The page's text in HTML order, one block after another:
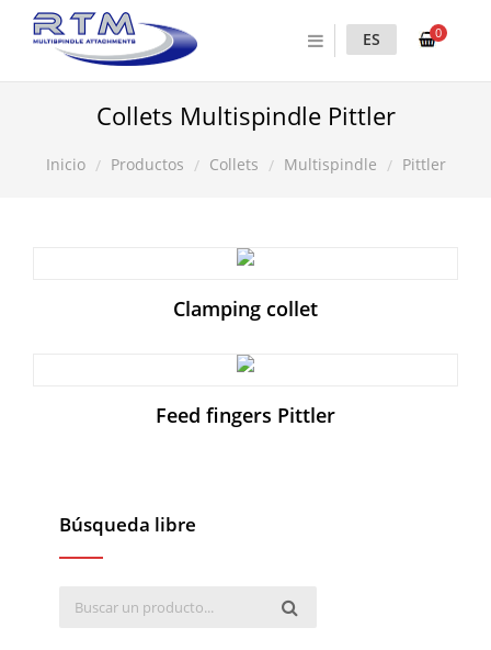
0
ES
Collets Multispindle Pittler
Inicio Productos Collets Multispindle Pittler
Clamping collet
Feed fingers Pittler
Búsqueda libre